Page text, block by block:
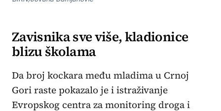
Zavisnika sve više, kladionice
blizu školama
Da broj kockara među mladima u Crnoj
Gori raste pokazalo je i istraživanje
Evropskog centra za monitoring droga i